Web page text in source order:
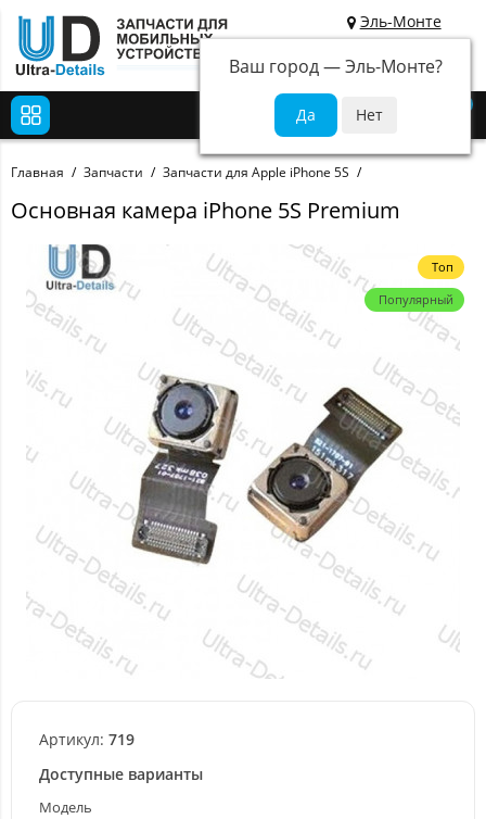
Эль-Монте
Ваш город —Эль-Монте?
Главная Запчасти Запчасти для Apple iPhone 5S
Основная камера iPhone 5S Premium
Топ
Популярный
Артикул: 719
Доступные варианты
Модель